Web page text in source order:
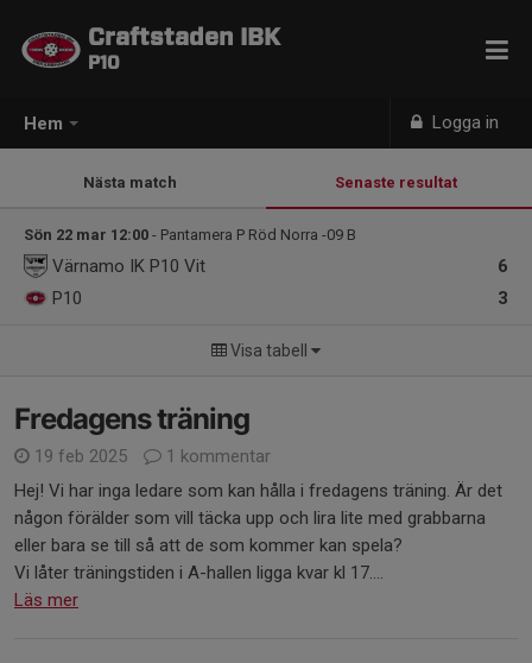
Hem Logga in
Craftstaden IBK
P10
Nästa match Senaste resultat
Sön 22 mar 12:00 - Pantamera P Röd Norra -09 B
6
Värnamo IK P10 Vit
3
P10
Visa tabell
Fredagens träning
19 feb 2025
1 kommentar
Hej! Vi har inga ledare som kan hålla i fredagens träning. Är det
någon förälder som vill täcka upp och lira lite med grabbarna
eller bara se till så att de som kommer kan spela?
Vi låter träningstiden i A-hallen ligga kvar kl 17....
Läs mer